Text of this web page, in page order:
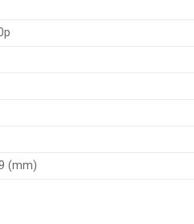
(mm)